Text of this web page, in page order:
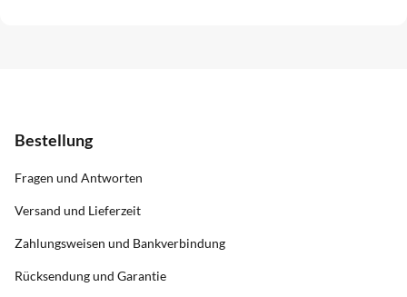
Bestellung
Fragen und Antworten
Versand und Lieferzeit
Zahlungsweisen und Bankverbindung
Rücksendung und Garantie